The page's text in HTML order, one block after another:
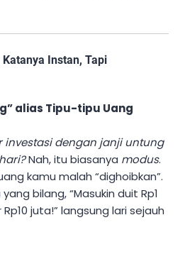
Katanya Instan, Tapi
alias Tipu-tipu Uang
investasi dengan janji untung
Nah, itu biasanya modus.
kamu malah “dighoibkan”.
bilang, “Masukin duit Rp1
juta!” langsung lari sejauh